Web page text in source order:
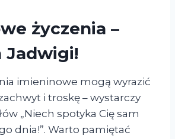
życzenia –
Jadwigi!
imieninowe mogą wyrazić
i troskę – wystarczy
„Niech spotyka Cię sam
dnia!”. Warto pamiętać